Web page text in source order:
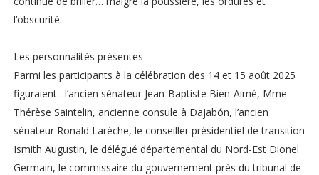
l’obscurité.
Les personnalités présentes
Parmi les participants à la célébration des 14 et 15 août 2025
figuraient : l’ancien sénateur Jean-Baptiste Bien-Aimé, Mme
Thérèse Saintelin, ancienne consule à Dajabón, l’ancien
sénateur Ronald Larèche, le conseiller présidentiel de transition
Ismith Augustin, le délégué départemental du Nord-Est Dionel
Germain, le commissaire du gouvernement près du tribunal de